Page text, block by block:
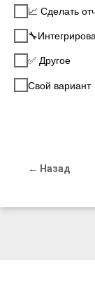
📈 Сделать
✅ Другое
Свой вариант
← Назад